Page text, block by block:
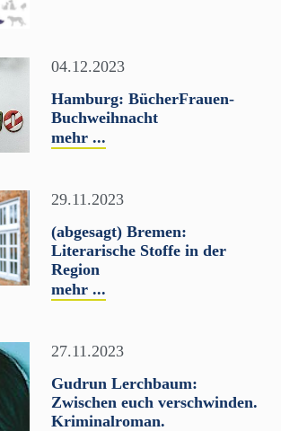
04.12.2023
Hamburg: BücherFrauen-
Buchweihnacht
mehr ...
29.11.2023
(abgesagt) Bremen:
Literarische Stoffe in der
Region
mehr ...
27.11.2023
Gudrun Lerchbaum:
Zwischen euch verschwinden.
Kriminalroman.